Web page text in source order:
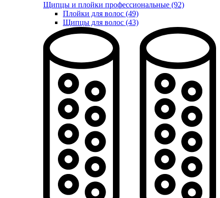
Щипцы и плойки профессиональные (92)
Плойки для волос (49)
Щипцы для волос (43)